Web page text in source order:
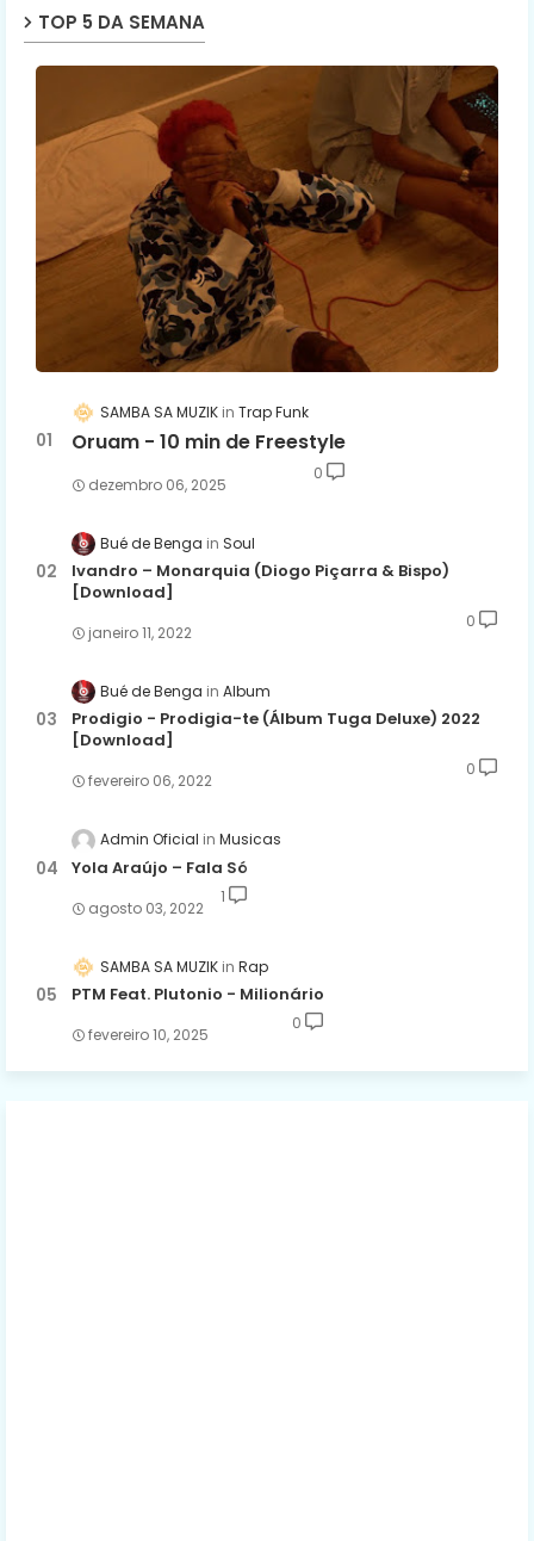
TOP 5 DA SEMANA
SAMBA SA MUZIK Trap Funk
Oruam - 10 min de Freestyle
dezembro 06, 2025
0
Bué de Benga Soul
Ivandro – Monarquia (Diogo Piçarra & Bispo)
[Download]
janeiro 11, 2022
0
Bué de Benga Album
Prodigio - Prodigia-te (Álbum Tuga Deluxe) 2022
[Download]
fevereiro 06, 2022
0
Admin Oficial Musicas
Yola Araújo – Fala Só
agosto 03, 2022
1
SAMBA SA MUZIK Rap
PTM Feat. Plutonio - Milionário
fevereiro 10, 2025
0